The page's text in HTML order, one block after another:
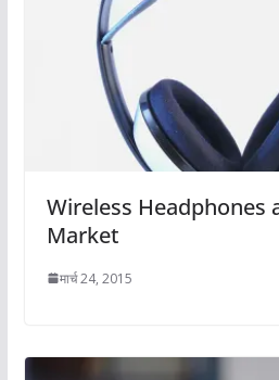
Wireless Headphones
Market
मार्च 24, 2015